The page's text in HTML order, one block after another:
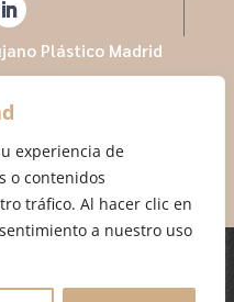
experiencia de
o contenidos
tráfico. Al hacer clic en
a nuestro uso
Plástico Madrid